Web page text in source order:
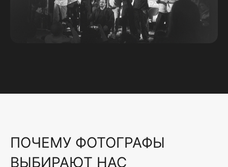
ПОЧЕМУ ФОТОГРАФЫ
ВЫБИРАЮТ НАС